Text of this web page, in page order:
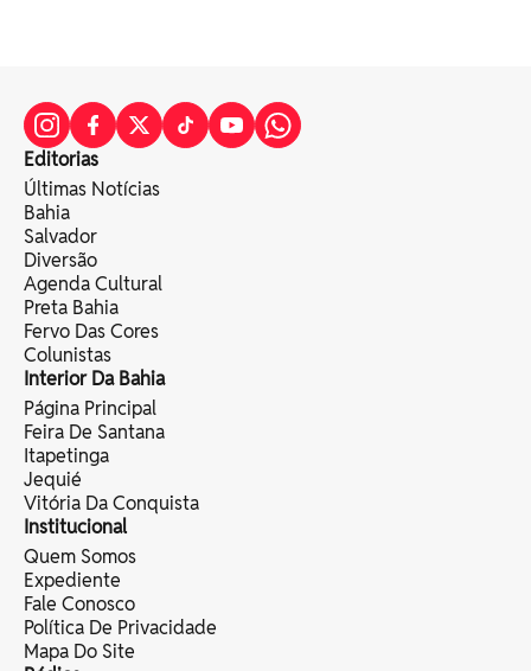
Editorias
Últimas Notícias
Bahia
Salvador
Diversão
Agenda Cultural
Preta Bahia
Fervo Das Cores
Colunistas
Interior Da Bahia
Página Principal
Feira De Santana
Itapetinga
Jequié
Vitória Da Conquista
Institucional
Quem Somos
Expediente
Fale Conosco
Política De Privacidade
Mapa Do Site